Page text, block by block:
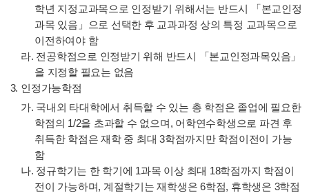
학년 지정교과목으로 인정받기 위해서는 반드시 「본교인정
과목 있음」으로 선택한 후 교과과정 상의 특정 교과목으로
이전하여야 함
라. 전공학점으로 인정받기 위해 반드시 「본교인정과목있음」
을 지정할 필요는 없음
인정가능학점
가. 국내외 타대학에서 취득할 수 있는 총 학점은 졸업에 필요한
학점의 1/2을 초과할 수 없으며, 어학연수학생으로 파견 후
취득한 학점은 재학 중 최대 3학점까지만 학점이전이 가능
함
나. 정규학기는 한 학기에 1과목 이상 최대 18학점까지 학점이
전이 가능하며, 계절학기는 재학생은 6학점, 휴학생은 3학점